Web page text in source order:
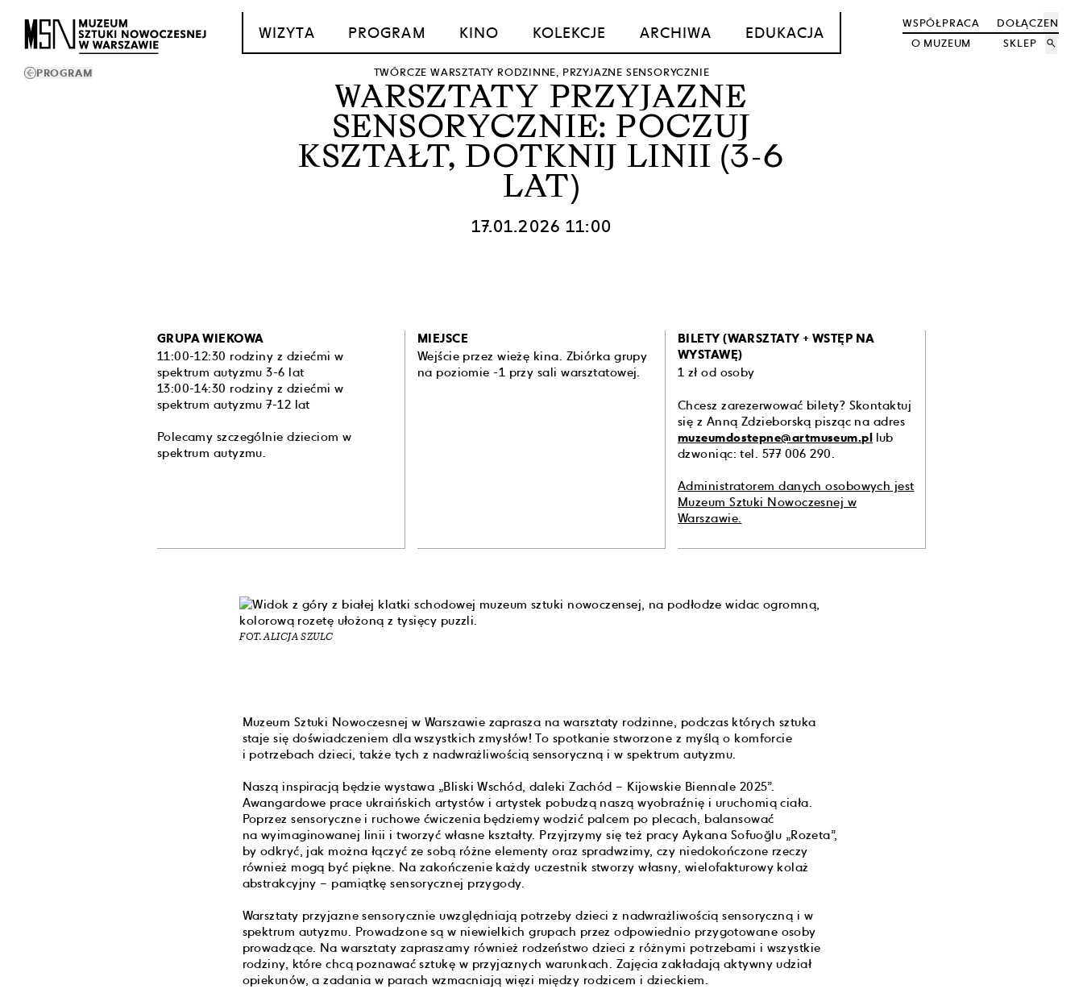
WIZYTA PROGRAM KINO KOLEKCJE ARCHIWA EDUKACJA
WSPÓŁPRACA
DOŁĄCZ
O MUZEUM
SKLEP
EN
search
PROGRAM TWÓRCZE WARSZTATY RODZINNE, PRZYJAZNE SENSORYCZNIE
WARSZTATY PRZYJAZNE
SENSORYCZNIE: POCZUJ
KSZTAŁT, DOTKNIJ LINII (3-6
LAT)
17.01.2026 11:00
GRUPA WIEKOWA
11:00-12:30 rodziny z dziećmi w
spektrum autyzmu 3-6 lat
13:00-14:30 rodziny z dziećmi w
spektrum autyzmu 7-12 lat
Polecamy szczególnie dzieciom w
spektrum autyzmu.
MIEJSCE
Wejście przez wieżę kina. Zbiórka grupy
na poziomie -1 przy sali warsztatowej.
BILETY (WARSZTATY + WSTĘP NA
WYSTAWĘ)
1 zł od osoby
Chcesz zarezerwować bilety? Skontaktuj
się z Anną Zdzieborską pisząc na adres
muzeumdostepne@artmuseum.pl lub
dzwoniąc: tel. 577 006 290.
Administratorem danych osobowych jest
Muzeum Sztuki Nowoczesnej w
Warszawie.
FOT. ALICJA SZULC
Muzeum Sztuki Nowoczesnej w Warszawie zaprasza na warsztaty rodzinne, podczas których sztuka
staje się doświadczeniem dla wszystkich zmysłów! To spotkanie stworzone z myślą o komforcie
i potrzebach dzieci, także tych z nadwrażliwością sensoryczną i w spektrum autyzmu.
Naszą inspiracją będzie wystawa „Bliski Wschód, daleki Zachód – Kijowskie Biennale 2025”.
Awangardowe prace ukraińskich artystów i artystek pobudzą naszą wyobraźnię i uruchomią ciała.
Poprzez sensoryczne i ruchowe ćwiczenia będziemy wodzić palcem po plecach, balansować
na wyimaginowanej linii i tworzyć własne kształty. Przyjrzymy się też pracy Aykana Sofuoğlu „Rozeta”,
by odkryć, jak można łączyć ze sobą różne elementy oraz spradwzimy, czy niedokończone rzeczy
również mogą być piękne. Na zakończenie każdy uczestnik stworzy własny, wielofakturowy kolaż
abstrakcyjny – pamiątkę sensorycznej przygody.
Warsztaty przyjazne sensorycznie uwzględniają potrzeby dzieci z nadwrażliwością sensoryczną i w
spektrum autyzmu. Prowadzone są w niewielkich grupach przez odpowiednio przygotowane osoby
prowadzące. Na warsztaty zapraszamy również rodzeństwo dzieci z różnymi potrzebami i wszystkie
rodziny, które chcą poznawać sztukę w przyjaznych warunkach. Zajęcia zakładają aktywny udział
opiekunów, a zadania w parach wzmacniają więzi między rodzicem i dzieckiem.